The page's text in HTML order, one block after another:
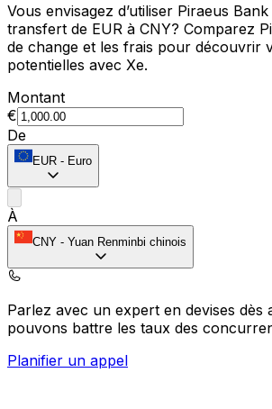
Vous envisagez d’utiliser Piraeus
transfert de EUR à CNY? Comparez
de change et les frais pour découvrir
potentielles avec Xe.
Montant
€
De
EUR - Euro
À
CNY - Yuan Renminbi chinois
Parlez avec un expert en devises dès
pouvons battre les taux des
Planifier un appel